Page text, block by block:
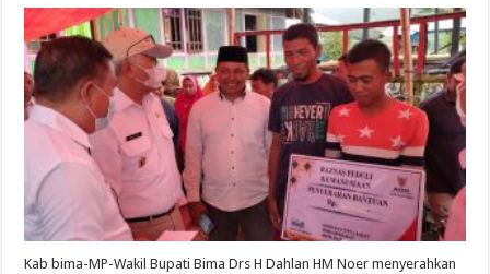
Kab bima-MP-Wakil Bupati Bima Drs H Dahlan HM Noer menyerahkan